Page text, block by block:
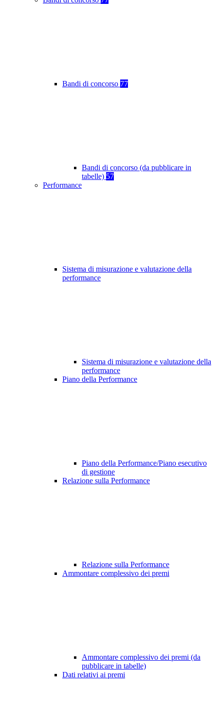
Bandi di concorso 77
Bandi di concorso (da pubblicare in
tabelle) 57
Performance
Sistema di misurazione e valutazione della
performance
Sistema di misurazione e valutazione della
performance
Piano della Performance
Piano della Performance/Piano esecutivo
di gestione
Relazione sulla Performance
Relazione sulla Performance
Ammontare complessivo dei premi
Ammontare complessivo dei premi (da
pubblicare in tabelle)
Dati relativi ai premi